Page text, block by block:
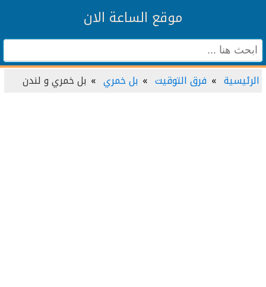
موقع الساعة الان
الرئيسية فرق التوقيت بل خمري بل خمري و لندن